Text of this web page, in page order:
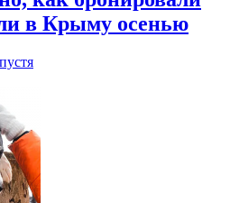
в Крыму осенью